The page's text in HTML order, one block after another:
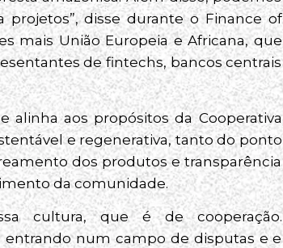
projetos”, disse durante o Finance of
mais União Europeia e Africana, que
de fintechs, bancos centrais
alinha aos propósitos da Cooperativa
e regenerativa, tanto do ponto
dos produtos e transparência
da comunidade.
cultura, que é de cooperação.
entrando num campo de disputas e e